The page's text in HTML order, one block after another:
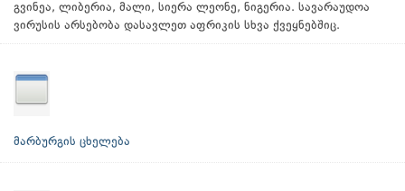
გვინეა, ლიბერია, მალი, სიერა ლეონე, ნიგერია. სავარაუდოა
ვირუსის არსებობა დასავლეთ აფრიკის სხვა ქვეყნებშიც.
მარბურგის ცხელება